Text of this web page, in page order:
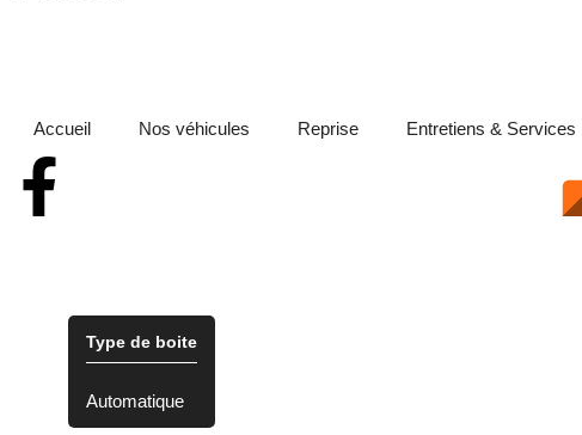
Accueil Nos véhicules Reprise Entretiens & Services
Type de boite
Automatique